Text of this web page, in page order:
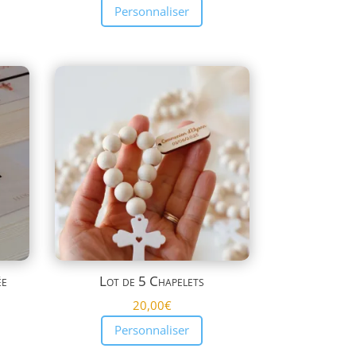
Personnaliser
Lot de 5 Chapelets
20,00€
Personnaliser